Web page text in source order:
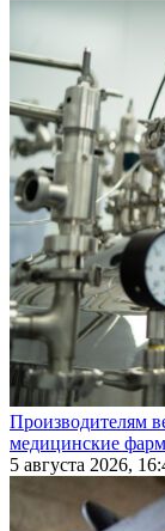
Производителям
медицинские
5 августа 2026,